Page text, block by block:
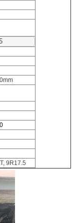
9R17.5